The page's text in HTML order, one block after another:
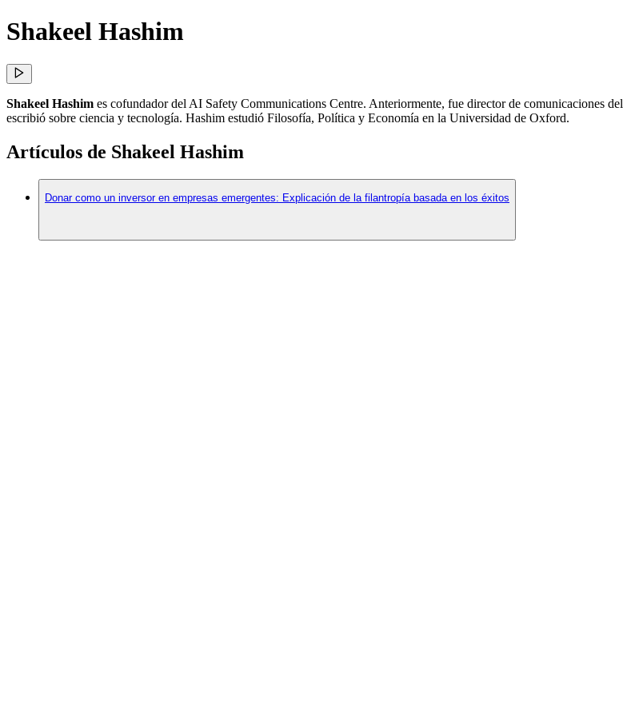
Shakeel Hashim
Shakeel Hashim es cofundador del AI Safety Communications Centre. Anteriormente, fue director de comunicaciones del
escribió sobre ciencia y tecnología. Hashim estudió Filosofía, Política y Economía en la Universidad de Oxford.
Artículos de Shakeel Hashim
Donar como un inversor en empresas emergentes: Explicación de la filantropía basada en los éxitos